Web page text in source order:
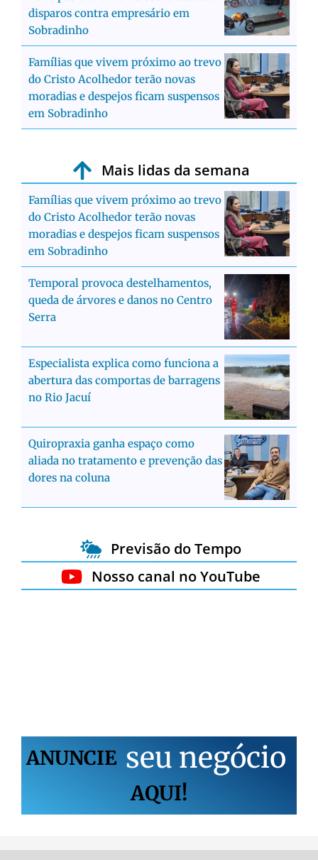
disparos contra empresário em
Sobradinho
Famílias que vivem próximo ao trevo
do Cristo Acolhedor terão novas
moradias e despejos ficam suspensos
em Sobradinho
Mais lidas da semana
Famílias que vivem próximo ao trevo
do Cristo Acolhedor terão novas
moradias e despejos ficam suspensos
em Sobradinho
Temporal provoca destelhamentos,
queda de árvores e danos no Centro
Serra
Especialista explica como funciona a
abertura das comportas de barragens
no Rio Jacuí
Quiropraxia ganha espaço como
aliada no tratamento e prevenção das
dores na coluna
Previsão do Tempo
Nosso canal no YouTube
ANUNCIE seu negócio
AQUI!